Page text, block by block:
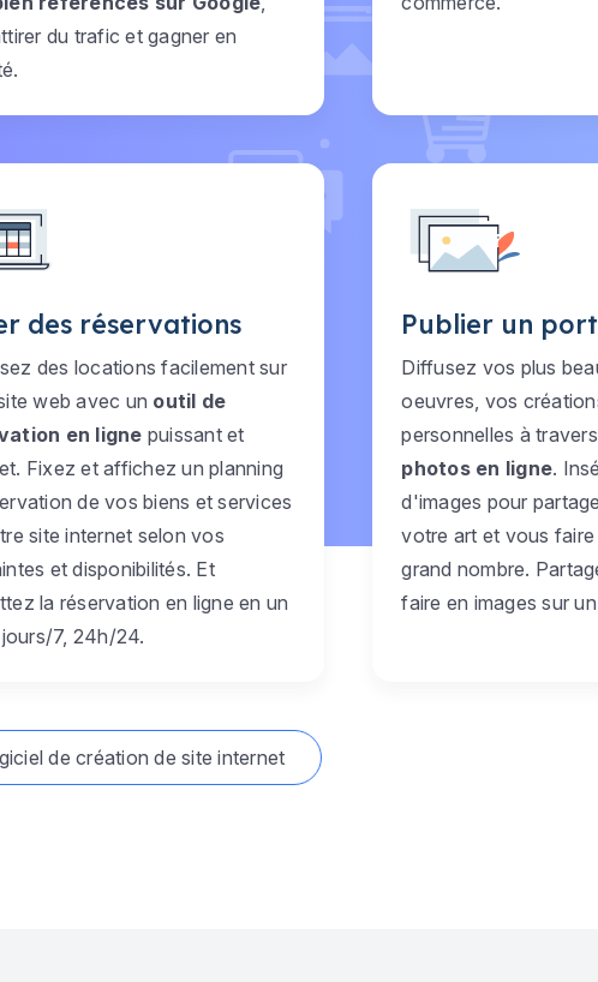
du trafic et gagner en
des réservations
des locations facilement sur
web avec un outil de
en ligne puissant et
Fixez et affichez un planning
de vos biens et services
site internet selon vos
et disponibilités. Et
la réservation en ligne en un
7, 24h/24.
Publier un
Diffusez vos plus
oeuvres, vos
personnelles à
photos en ligne.
d'images pour
votre art et vous
grand nombre.
faire en images sur
de création de site internet